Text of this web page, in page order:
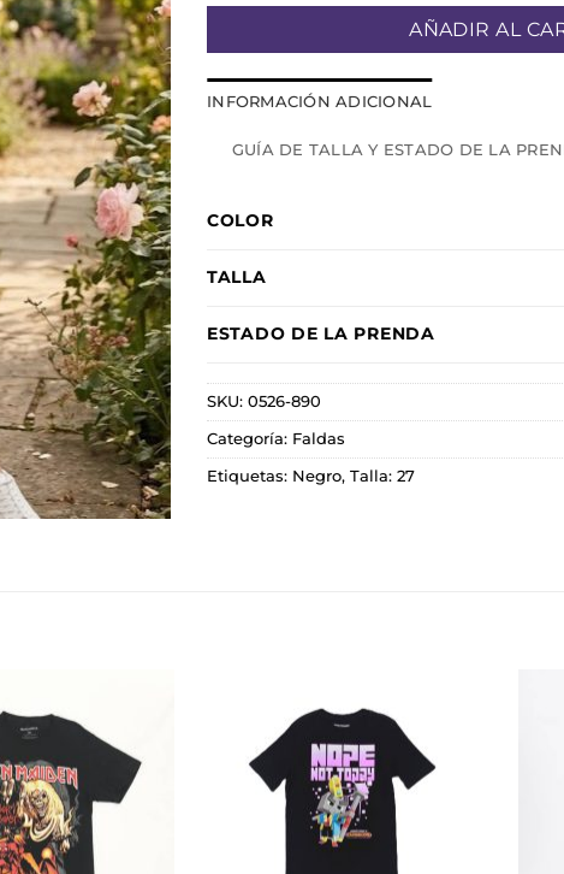
AÑADIR AL
INFORMACIÓN ADICIONAL
GUÍA DE TALLA Y ESTADO DE LA
COLOR
TALLA
ESTADO DE LA PRENDA
SKU: 0526-890
Categoría: Faldas
Etiquetas: Negro, Talla: 27
a la
lista de
deseos
lista de